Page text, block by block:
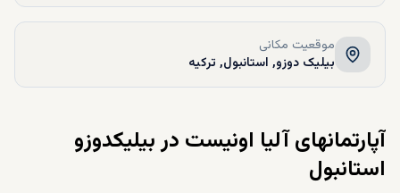
موقعیت مکانی
بیلیک دوزو, استانبول, ترکیه
آپارتمانهای آلیا اونیست در بیلیکدوزو
استانبول